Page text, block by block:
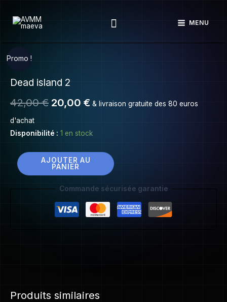
Rechercher MENU
Promo !
Dead island 2
42,00€
prix
initial
42,00 €.
20,00 €actuel
20,00 €.
& livraison gratuite des 80 euros
d'achat
Disponibilité : 1 en stock
quantité
Dead
2
AJOUTER AU
PANIER
Commande sécurisée garantie
Produits similaires
2